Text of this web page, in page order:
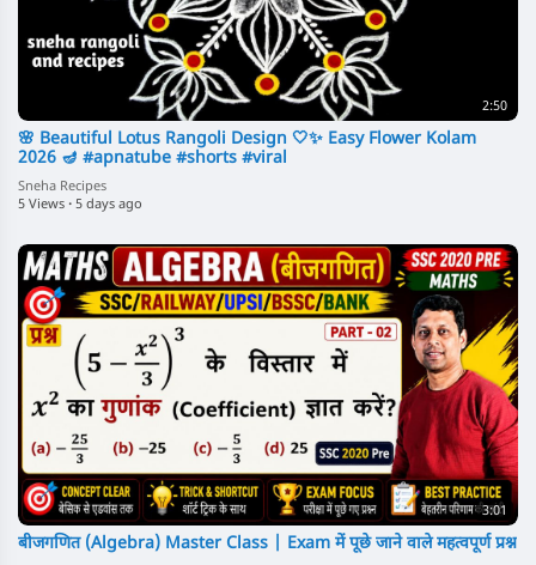
2:50
🌸 Beautiful Lotus Rangoli Design 🤍✨ Easy Flower Kolam
2026 🪔 #apnatube #shorts #viral
Sneha Recipes
5 Views · 5 days ago
3:01
बीजगणित (Algebra) Master Class | Exam में पूछे जाने वाले महत्वपूर्ण प्रश्न